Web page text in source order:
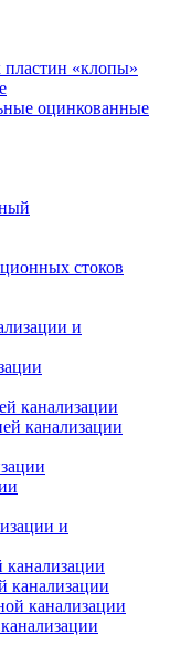
«клопы»
оцинкованные
стоков
и
канализации
канализации
и
канализации
канализации